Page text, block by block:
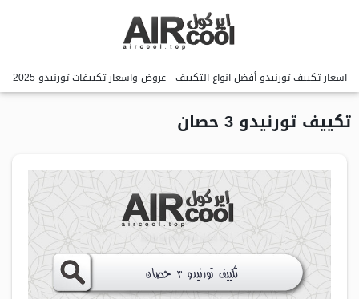
اسعار تكييف تورنيدو أفضل انواع التكييف - عروض واسعار تكييفات تورنيدو 2025
تكييف تورنيدو 3 حصان